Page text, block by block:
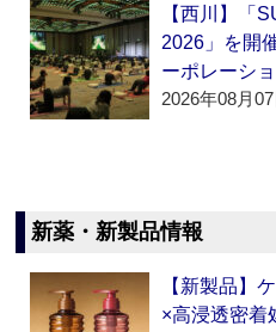
【西川】「
2026」を開
ーポレーシ
2026年08月
新薬・新製品情報
【新製品】
×高浸透密着